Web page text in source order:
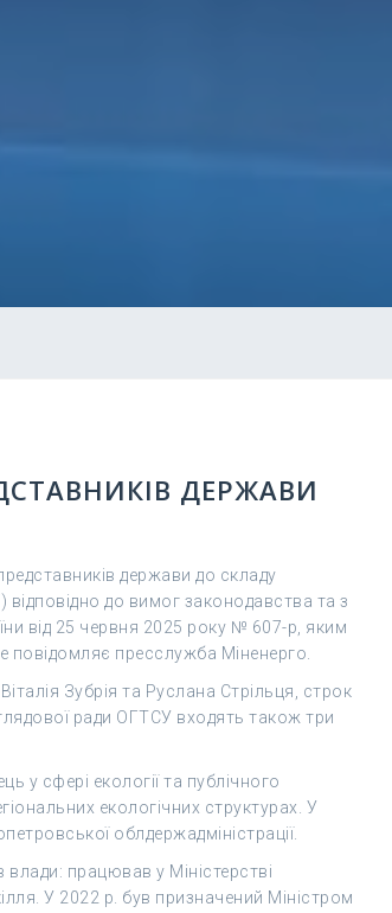
ДЕРЖАВИ
держави до складу
до вимог законодавства та з
від 25 червня 2025 року № 607-р, яким
повідомляє пресслужба Міненерго.
Зубрія та Руслана Стрільця, строк
ради ОГТСУ входять також три
у сфері екології та публічного
екологічних структурах. У
облдержадміністрації.
працював у Міністерстві
У 2022 р. був призначений Міністром